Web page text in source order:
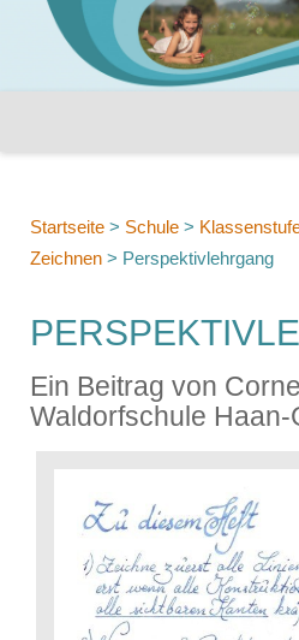
Startseite > Schule >
Zeichnen > Perspektivlehrgang
Ein Beitrag von
Waldorfschule Haan-